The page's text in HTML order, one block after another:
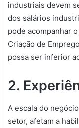
industriais devem
dos salários
pode acompanhar
Criação de
possa ser inferior
2.
A escala do
setor, afetam a